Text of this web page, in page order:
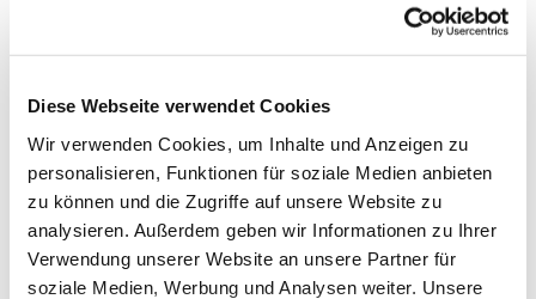
Diese Webseite verwendet Cookies
Wir verwenden Cookies, um Inhalte und Anzeigen zu
personalisieren, Funktionen für soziale Medien anbieten
zu können und die Zugriffe auf unsere Website zu
analysieren. Außerdem geben wir Informationen zu Ihrer
Verwendung unserer Website an unsere Partner für
soziale Medien, Werbung und Analysen weiter. Unsere